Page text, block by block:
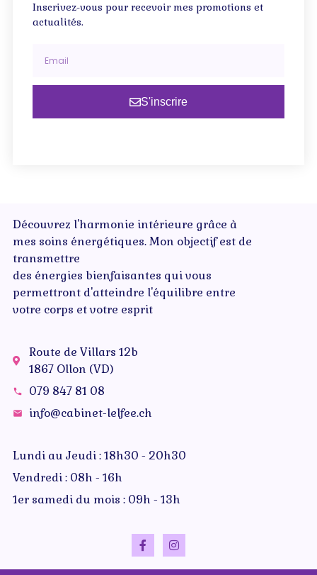
Inscrivez-vous pour recevoir mes promotions et
actualités.
S'inscrire
Découvrez l'harmonie intérieure grâce à
mes soins énergétiques. Mon objectif est de
transmettre
des énergies bienfaisantes qui vous
permettront d'atteindre l'équilibre entre
votre corps et votre esprit
Route de Villars 12b
1867 Ollon (VD)
079 847 81 08
info@cabinet-lelfee.ch
Lundi au Jeudi : 18h30 - 20h30
Vendredi : 08h - 16h
1er samedi du mois : 09h - 13h